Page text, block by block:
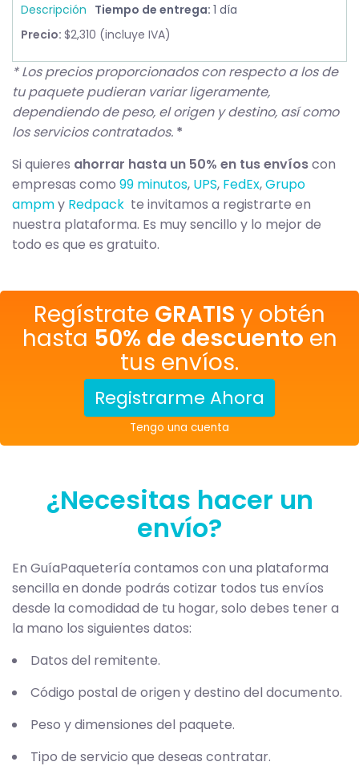
Tiempo de entrega: 1 día
Precio: $2,310 (incluye IVA)
* Los precios proporcionados con respecto a los de
tu paquete pudieran variar ligeramente,
dependiendo de peso, el origen y destino, así como
los servicios contratados. *
Si quieres ahorrar hasta un 50% en tus envíoscon
empresas como 99 minutos, UPS, FedEx,Grupo
ampmy Redpack te invitamos a registrarte en
nuestra plataforma. Es muy sencillo y lo mejor de
todo es que es gratuito.
Regístrate GRATIS y obtén
hasta 50% de descuento en
tus envíos.
Registrarme Ahora
Tengo una cuenta
¿Necesitas hacer un
envío?
En GuíaPaquetería contamos con una plataforma
sencilla en donde podrás cotizar todos tus envíos
desde la comodidad de tu hogar, solo debes tener a
la mano los siguientes datos:
Datos del remitente.
Código postal de origen y destino del documento.
Peso y dimensiones del paquete.
Tipo de servicio que deseas contratar.